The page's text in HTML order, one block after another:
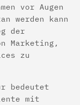
vor Augen
werden kann
der
Marketing,
zu
bedeutet
mit